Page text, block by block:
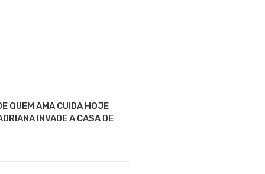
QUEM AMA CUIDA HOJE
INVADE A CASA DE